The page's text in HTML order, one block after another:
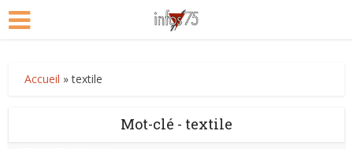
Accueil »textile
Mot-clé - textile